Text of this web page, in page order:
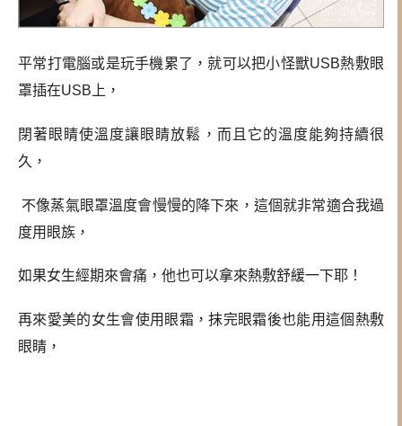
平常打電腦或是玩手機累了，就可以把小怪獸USB熱敷眼
罩插在USB上，
閉著眼睛使溫度讓眼睛放鬆，而且它的溫度能夠持續很
久，
不像蒸氣眼罩溫度會慢慢的降下來，這個就非常適合我過
度用眼族，
如果女生經期來會痛，他也可以拿來熱敷舒緩一下耶！
再來愛美的女生會使用眼霜，抹完眼霜後也能用這個熱敷
眼睛，